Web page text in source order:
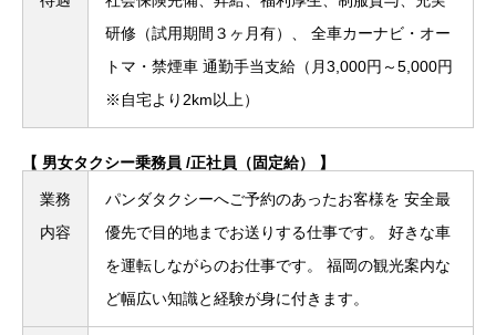
研修（試用期間３ヶ月有）、
全車カーナビ・オー
トマ・禁煙車 通勤手当支給（月3,000円～5,000円
※自宅より2km以上）
【 男女タクシー乗務員 /正社員（固定給） 】
業務
内容
パンダタクシーへご予約のあったお客様を 安全最
優先で目的地までお送りする仕事です。
好きな車
を運転しながらのお仕事です。
福岡の観光案内な
ど幅広い知識と経験が身に付きます。